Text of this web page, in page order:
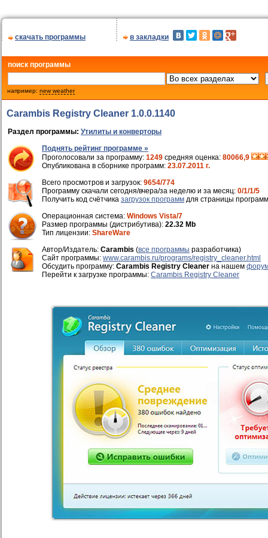
скачать программы в закладки
поиск программы
например: new weather
Carambis Registry Cleaner 1.0.0.1140
Раздел программы: Утилиты и конверторы
Поднять рейтинг программе »
Проголосовали за программу: 1249 средняя оценка: 80066,9
Опубликована в сборнике программ: 23.07.2011 г.
Всего просмотров и загрузок: 9654/774
Программу скачали сегодня/вчера/за неделю и за месяц: 0/1/1/5
Получить код счётчика загрузок программ для страницы
Операционная система: Windows Vista/7
Размер программы (дистрибутива): 22.32 Mb
Тип лицензии: ShareWare
Автор/Издатель: Carambis (все программы разработчика)
Cайт программы: www.carambis.ru/programs/registry_cleaner.html
Обсудить программу: Carambis Registry Cleaner на нашем
Перейти к загрузке программы: Carambis Registry Cleaner